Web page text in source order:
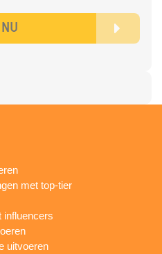
met top-tier
influencers
uitvoeren